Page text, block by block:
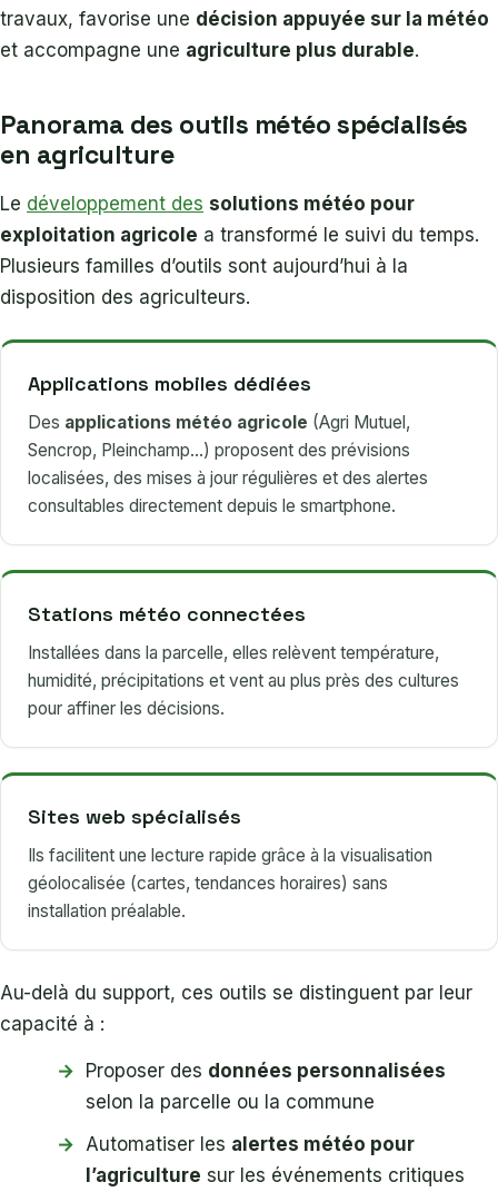
travaux, favorise une décision appuyée sur la météo
et accompagne une agriculture plus durable.
Panorama des outils météo spécialisés
en agriculture
Le développement des solutions météo pour
exploitation agricole a transformé le suivi du temps.
Plusieurs familles d’outils sont aujourd’hui à la
disposition des agriculteurs.
Applications mobiles dédiées
Des applications météo agricole (Agri Mutuel,
Sencrop, Pleinchamp…) proposent des prévisions
localisées, des mises à jour régulières et des alertes
consultables directement depuis le smartphone.
Stations météo connectées
Installées dans la parcelle, elles relèvent température,
humidité, précipitations et vent au plus près des cultures
pour affiner les décisions.
Sites web spécialisés
Ils facilitent une lecture rapide grâce à la visualisation
géolocalisée (cartes, tendances horaires) sans
installation préalable.
Au-delà du support, ces outils se distinguent par leur
capacité à :
Proposer des données personnalisées
selon la parcelle ou la commune
Automatiser les alertes météo pour
l’agriculture sur les événements critiques